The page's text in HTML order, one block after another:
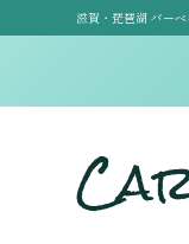
滋賀・琵琶湖 バー